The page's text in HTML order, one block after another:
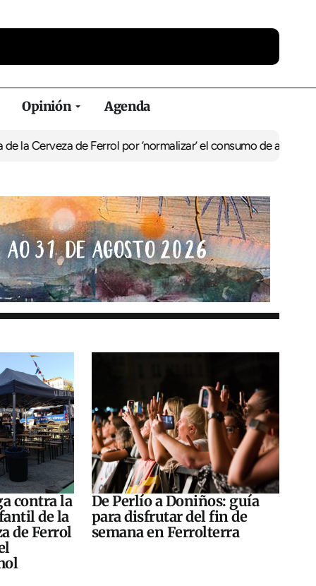
Opinión Agenda
de Ferrol por ‘normalizar’ el consumo de alcoholDe Perlío a
contra la
de la
de Ferrol
De Perlío a Doniños: guía
para disfrutar del fin de
semana en Ferrolterra